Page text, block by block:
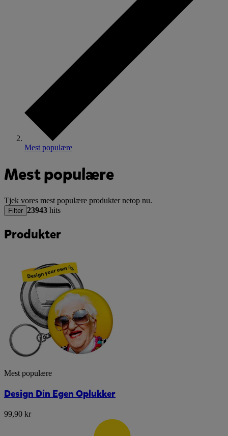
Mest populære
Mest populære
Tjek vores mest populære produkter netop nu.
Filter 23943 hits
Produkter
Mest populære
Design Din Egen Oplukker
99,90 kr